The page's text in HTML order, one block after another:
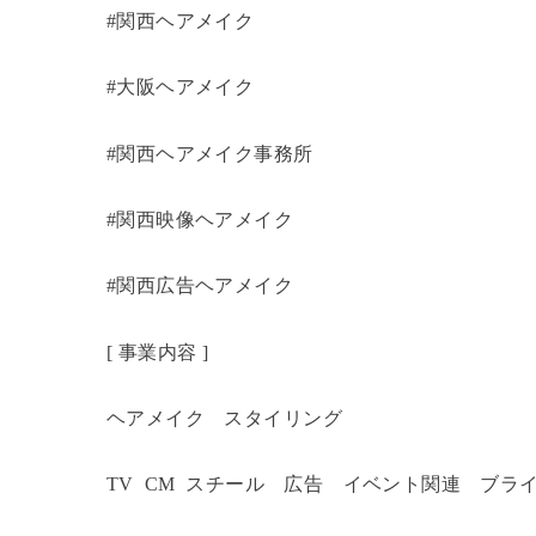
#関西ヘアメイク
#大阪ヘアメイク
#関西ヘアメイク事務所
#関西映像ヘアメイク
#関西広告ヘアメイク
[ 事業内容 ]
ヘアメイク スタイリング
TV CM スチール 広告 イベント関連 ブラ